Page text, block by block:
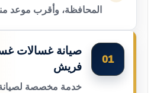
المحافظة، وأقرب موعد
01
صيانة غسالات
فريش
خدمة مخصصة